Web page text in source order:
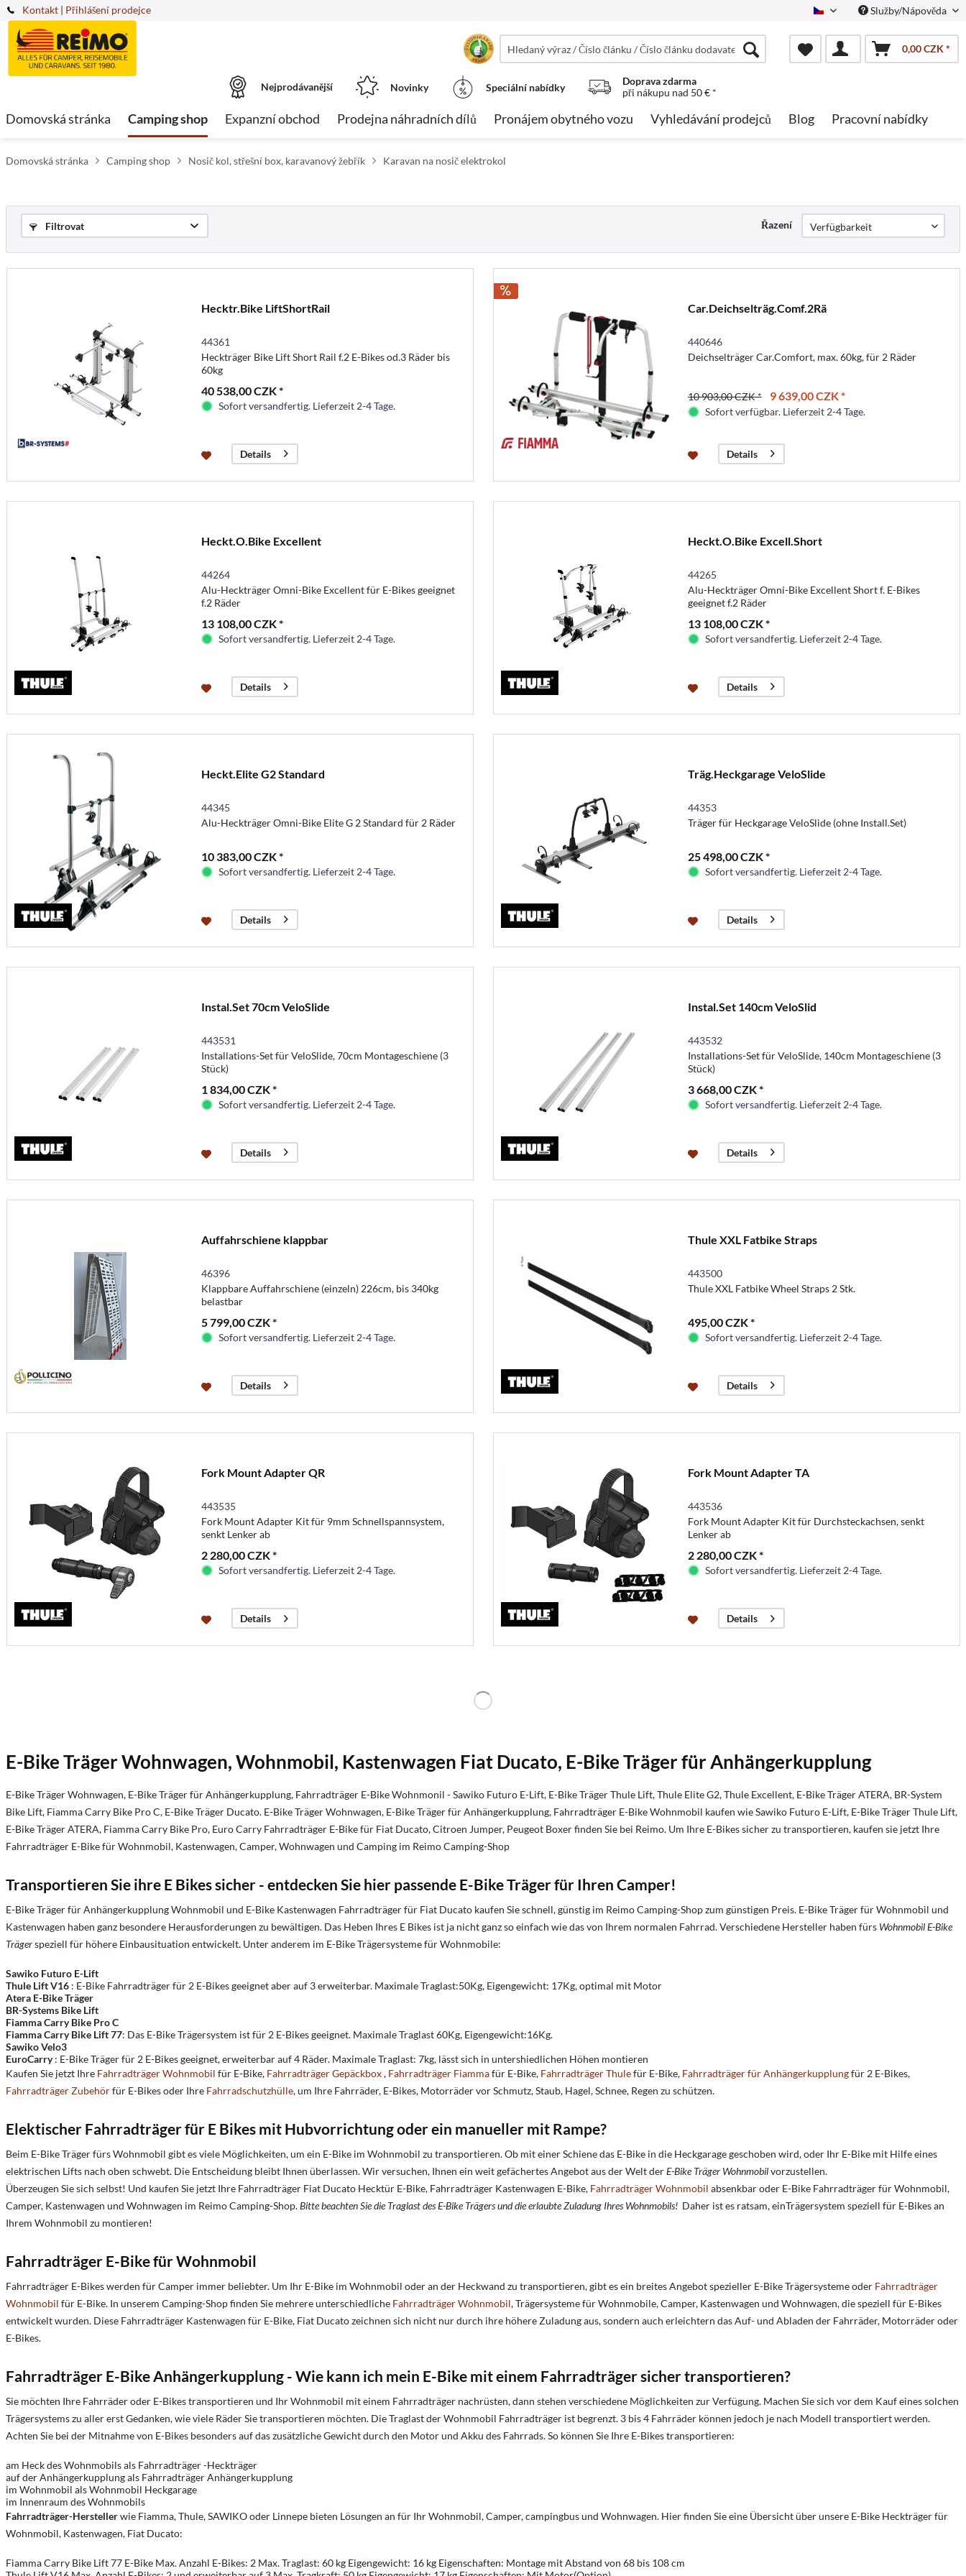
Kontakt Czech Služby/Nápověda
| Přihlášení prodejce
0,00 CZK *
Nejprodávanější Novinky Speciální nabídky
Doprava zdarma
při nákupu nad 50 € *
Domovská stránka Camping shop Expanzní obchod Prodejna náhradních dílů Pronájem obytného vozu Vyhledávání prodejců Blog Pracovní nabídky
Domovská stránka Camping shop Nosič kol, střešní box, karavanový žebřík Karavan na nosič elektrokol
Filtrovat Řazení
Hecktr.Bike LiftShortRail
44361
Heckträger Bike Lift Short Rail f.2 E-Bikes od.3 Räder bis
60kg
40 538,00 CZK *
Sofort versandfertig. Lieferzeit 2-4 Tage.
Details
Car.Deichselträg.Comf.2Rä
440646
Deichselträger Car.Comfort, max. 60kg, für 2 Räder
10 903,00 CZK * 9 639,00 CZK *
Sofort verfügbar. Lieferzeit 2-4 Tage.
Details
Heckt.O.Bike Excellent
44264
Alu-Heckträger Omni-Bike Excellent für E-Bikes geeignet
f.2 Räder
13 108,00 CZK *
Sofort versandfertig. Lieferzeit 2-4 Tage.
Details
Heckt.O.Bike Excell.Short
44265
Alu-Heckträger Omni-Bike Excellent Short f. E-Bikes
geeignet f.2 Räder
13 108,00 CZK *
Sofort versandfertig. Lieferzeit 2-4 Tage.
Details
Heckt.Elite G2 Standard
44345
Alu-Heckträger Omni-Bike Elite G 2 Standard für 2 Räder
10 383,00 CZK *
Sofort versandfertig. Lieferzeit 2-4 Tage.
Details
Träg.Heckgarage VeloSlide
44353
Träger für Heckgarage VeloSlide (ohne Install.Set)
25 498,00 CZK *
Sofort versandfertig. Lieferzeit 2-4 Tage.
Details
Instal.Set 70cm VeloSlide
443531
Installations-Set für VeloSlide, 70cm Montageschiene (3
Stück)
1 834,00 CZK *
Sofort versandfertig. Lieferzeit 2-4 Tage.
Details
Instal.Set 140cm VeloSlid
443532
Installations-Set für VeloSlide, 140cm Montageschiene (3
Stück)
3 668,00 CZK *
Sofort versandfertig. Lieferzeit 2-4 Tage.
Details
Auffahrschiene klappbar
46396
Klappbare Auffahrschiene (einzeln) 226cm, bis 340kg
belastbar
5 799,00 CZK *
Sofort versandfertig. Lieferzeit 2-4 Tage.
Details
Thule XXL Fatbike Straps
443500
Thule XXL Fatbike Wheel Straps 2 Stk.
495,00 CZK *
Sofort versandfertig. Lieferzeit 2-4 Tage.
Details
Fork Mount Adapter QR
443535
Fork Mount Adapter Kit für 9mm Schnellspannsystem,
senkt Lenker ab
2 280,00 CZK *
Sofort versandfertig. Lieferzeit 2-4 Tage.
Details
Fork Mount Adapter TA
443536
Fork Mount Adapter Kit für Durchsteckachsen, senkt
Lenker ab
2 280,00 CZK *
Sofort versandfertig. Lieferzeit 2-4 Tage.
Details
E-Bike Träger Wohnwagen, Wohnmobil, Kastenwagen Fiat Ducato, E-Bike Träger für Anhängerkupplung
E-Bike Träger Wohnwagen, E-Bike Träger für Anhängerkupplung, Fahrradträger E-Bike Wohnmonil - Sawiko Futuro E-Lift, E-Bike Träger Thule Lift, Thule Elite G2, Thule Excellent, E-Bike Träger ATERA, BR-System
Bike Lift, Fiamma Carry Bike Pro C, E-Bike Träger Ducato. E-Bike Träger Wohnwagen, E-Bike Träger für Anhängerkupplung, Fahrradträger E-Bike Wohnmobil kaufen wie Sawiko Futuro E-Lift, E-Bike Träger Thule Lift,
E-Bike Träger ATERA, Fiamma Carry Bike Pro, Euro Carry Fahrradträger E-Bike für Fiat Ducato, Citroen Jumper, Peugeot Boxer finden Sie bei Reimo. Um Ihre E-Bikes sicher zu transportieren, kaufen sie jetzt Ihre
Fahrradträger E-Bike für Wohnmobil, Kastenwagen, Camper, Wohnwagen und Camping im Reimo Camping-Shop
Transportieren Sie ihre E Bikes sicher - entdecken Sie hier passende E-Bike Träger für Ihren Camper!
E-Bike Träger für Anhängerkupplung Wohnmobil und E-Bike Kastenwagen Fahrradträger für Fiat Ducato kaufen Sie schnell, günstig im Reimo Camping-Shop zum günstigen Preis. E-Bike Träger für Wohnmobil und
Kastenwagen haben ganz besondere Herausforderungen zu bewältigen. Das Heben Ihres E Bikes ist ja nicht ganz so einfach wie das von Ihrem normalen Fahrrad. Verschiedene Hersteller haben fürs Wohnmobil E-Bike
Trägerspeziell für höhere Einbausituation entwickelt. Unter anderem im E-Bike Trägersysteme für Wohnmobile:
Sawiko Futuro E-Lift
Thule Lift V16 : E-Bike Fahrradträger für 2 E-Bikes geeignet aber auf 3 erweiterbar. Maximale Traglast:50Kg, Eigengewicht: 17Kg, optimal mit Motor
Atera E-Bike Träger
BR-Systems Bike Lift
Fiamma Carry Bike Pro C
Fiamma Carry Bike Lift 77: Das E-Bike Trägersystem ist für 2 E-Bikes geeignet. Maximale Traglast 60Kg, Eigengewicht:16Kg.
Sawiko Velo3
EuroCarry: E-Bike Träger für 2 E-Bikes geeignet, erweiterbar auf 4 Räder. Maximale Traglast: 7kg, lässt sich in untershiedlichen Höhen montieren
Kaufen Sie jetzt Ihre Fahrradträger Wohnmobil für E-Bike, Fahrradträger Gepäckbox, Fahrradträger Fiammafür E-Bike, Fahrradträger Thulefür E-Bike, Fahrradträger für Anhängerkupplungfür 2 E-Bikes,
Fahrradträger Zubehörfür E-Bikes oder Ihre Fahrradschutzhülle, um Ihre Fahrräder, E-Bikes, Motorräder vor Schmutz, Staub, Hagel, Schnee, Regen zu schützen.
Elektischer Fahrradträger für E Bikes mit Hubvorrichtung oder ein manueller mit Rampe?
Beim E-Bike Träger fürs Wohnmobil gibt es viele Möglichkeiten, um ein E-Bike im Wohnmobil zu transportieren. Ob mit einer Schiene das E-Bike in die Heckgarage geschoben wird, oder Ihr E-Bike mit Hilfe eines
elektrischen Lifts nach oben schwebt. Die Entscheidung bleibt Ihnen überlassen. Wir versuchen, Ihnen ein weit gefächertes Angebot aus der Welt derE-Bike Träger Wohnmobilvorzustellen.
Überzeugen Sie sich selbst! Und kaufen Sie jetzt Ihre Fahrradträger Fiat Ducato Hecktür E-Bike, Fahrradträger Kastenwagen E-Bike, Fahrradträger Wohnmobil absenkbar oder E-Bike Fahrradträger für Wohnmobil,
Camper, Kastenwagen und Wohnwagen im Reimo Camping-Shop.Bitte beachten Sie die Traglast des E-Bike Trägers und die erlaubte Zuladung Ihres Wohnmobils! Daher ist es ratsam, einTrägersystem speziell für E-Bikes an
Ihrem Wohnmobil zu montieren!
Fahrradträger E-Bike für Wohnmobil
Fahrradträger E-Bikes werden für Camper immer beliebter. Um Ihr E-Bike im Wohnmobil oder an der Heckwand zu transportieren, gibt es ein breites Angebot spezieller E-Bike Trägersysteme oder Fahrradträger
Wohnmobil für E-Bike. In unserem Camping-Shop finden Sie mehrere unterschiedliche Fahrradträger Wohnmobil, Trägersysteme für Wohnmobile, Camper, Kastenwagen und Wohnwagen, die speziell für E-Bikes
entwickelt wurden. Diese Fahrradträger Kastenwagen für E-Bike, Fiat Ducato zeichnen sich nicht nur durch ihre höhere Zuladung aus, sondern auch erleichtern das Auf- und Abladen der Fahrräder, Motorräder oder
E-Bikes.
Fahrradträger E-Bike Anhängerkupplung - Wie kann ich mein E-Bike mit einem Fahrradträger sicher transportieren?
Sie möchten Ihre Fahrräder oder E-Bikes transportieren und Ihr Wohnmobil mit einem Fahrradträger nachrüsten, dann stehen verschiedene Möglichkeiten zur Verfügung. Machen Sie sich vor dem Kauf eines solchen
Trägersystems zu aller erst Gedanken, wie viele Räder Sie transportieren möchten. Die Traglast der Wohnmobil Fahrradträger ist begrenzt. 3 bis 4 Fahrräder können jedoch je nach Modell transportiert werden.
Achten Sie bei der Mitnahme von E-Bikes besonders auf das zusätzliche Gewicht durch den Motor und Akku des Fahrrads. So können Sie Ihre E-Bikes transportieren:
am Heck des Wohnmobils als Fahrradträger -Heckträger
auf der Anhängerkupplung als Fahrradträger Anhängerkupplung
im Wohnmobil als Wohnmobil Heckgarage
im Innenraum des Wohnmobils
Fahrradträger-Herstellerwie Fiamma, Thule, SAWIKO oder Linnepe bieten Lösungen an für Ihr Wohnmobil, Camper, campingbus und Wohnwagen. Hier finden Sie eine Übersicht über unsere E-Bike Heckträger für
Wohnmobil, Kastenwagen, Fiat Ducato:
Fiamma Carry Bike Lift 77 E-Bike Max. Anzahl E-Bikes: 2 Max. Traglast: 60 kg Eigengewicht: 16 kg Eigenschaften: Montage mit Abstand von 68 bis 108 cm